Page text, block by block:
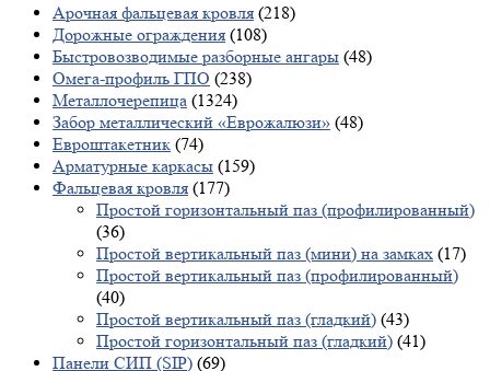
Арочная фальцевая кровля (218)
Дорожные ограждения (108)
Быстровозводимые разборные ангары (48)
Омега-профиль ГПО (238)
Металлочерепица (1324)
Забор металлический «Еврожалюзи» (48)
Евроштакетник (74)
Арматурные каркасы (159)
Фальцевая кровля (177)
Простой горизонтальный паз (профилированный)
(36)
Простой вертикальный паз (мини) на замках (17)
Простой вертикальный паз (профилированный)
(40)
Простой вертикальный паз (гладкий) (43)
Простой горизонтальный паз (гладкий) (41)
Панели СИП (SIP) (69)